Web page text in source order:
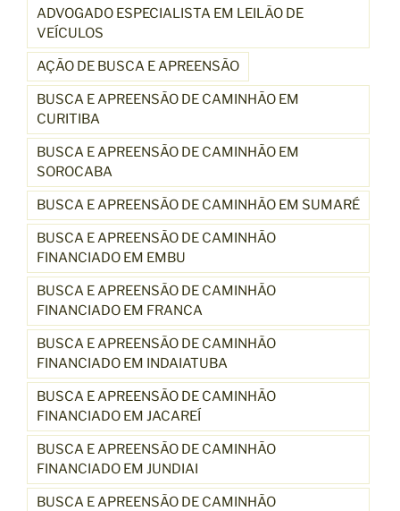
ADVOGADO ESPECIALISTA EM LEILÃO DE
VEÍCULOS
AÇÃO DE BUSCA E APREENSÃO
BUSCA E APREENSÃO DE CAMINHÃO EM
CURITIBA
BUSCA E APREENSÃO DE CAMINHÃO EM
SOROCABA
BUSCA E APREENSÃO DE CAMINHÃO EM SUMARÉ
BUSCA E APREENSÃO DE CAMINHÃO
FINANCIADO EM EMBU
BUSCA E APREENSÃO DE CAMINHÃO
FINANCIADO EM FRANCA
BUSCA E APREENSÃO DE CAMINHÃO
FINANCIADO EM INDAIATUBA
BUSCA E APREENSÃO DE CAMINHÃO
FINANCIADO EM JACAREÍ
BUSCA E APREENSÃO DE CAMINHÃO
FINANCIADO EM JUNDIAI
BUSCA E APREENSÃO DE CAMINHÃO